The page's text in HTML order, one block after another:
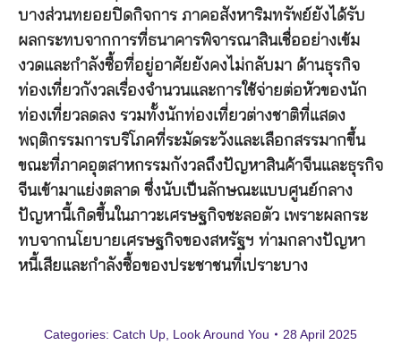
บางส่วนทยอยปิดกิจการ ภาคอสังหาริมทรัพย์ยังได้รับ
ผลกระทบจากการที่ธนาคารพิจารณาสินเชื่ออย่างเข้ม
งวดและกำลังซื้อที่อยู่อาศัยยังคงไม่กลับมา ด้านธุรกิจ
ท่องเที่ยวกังวลเรื่องจำนวนและการใช้จ่ายต่อหัวของนัก
ท่องเที่ยวลดลง รวมทั้งนักท่องเที่ยวต่างชาติที่แสดง
พฤติกรรมการบริโภคที่ระมัดระวังและเลือกสรรมากขึ้น
ขณะที่ภาคอุตสาหกรรมกังวลถึงปัญหาสินค้าจีนและธุรกิจ
จีนเข้ามาแย่งตลาด ซึ่งนับเป็นลักษณะแบบศูนย์กลาง
ปัญหานี้เกิดขึ้นในภาวะเศรษฐกิจชะลอตัว เพราะผลกระ
ทบจากนโยบายเศรษฐกิจของสหรัฐฯ ท่ามกลางปัญหา
หนี้เสียและกำลังซื้อของประชาชนที่เปราะบาง
Categories: Catch Up Look Around You 28 April 2025